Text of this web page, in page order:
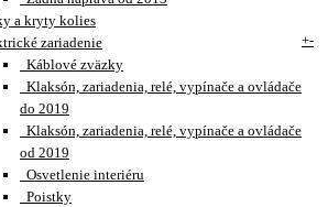
a kryty kolies
zariadenie
+-
Káblové zväzky
Klaksón, zariadenia, relé, vypínače a ovládače
do 2019
Klaksón, zariadenia, relé, vypínače a ovládače
od 2019
Osvetlenie interiéru
Poistky